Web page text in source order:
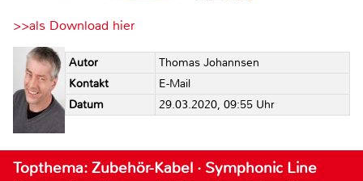
>>als Download hier
Autor
Thomas Johannsen
Kontakt
E-Mail
Datum
29.03.2020, 09:55 Uhr
Topthema: Zubehör-Kabel · Symphonic Line